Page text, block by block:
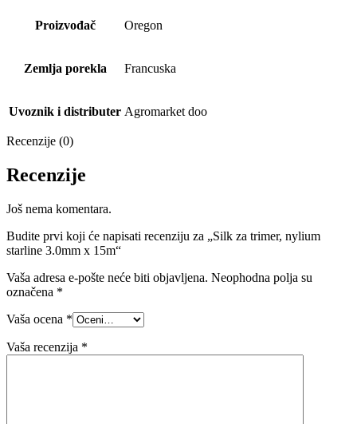
Proizvođač Oregon
Zemlja porekla Francuska
Uvoznik i distributer Agromarket doo
Recenzije (0)
Recenzije
Još nema komentara.
Budite prvi koji će napisati recenziju za „Silk za trimer, nylium
starline 3.0mm x 15m“
Vaša adresa e-pošte neće biti objavljena. Neophodna polja su
označena *
Vaša ocena *
Vaša recenzija *